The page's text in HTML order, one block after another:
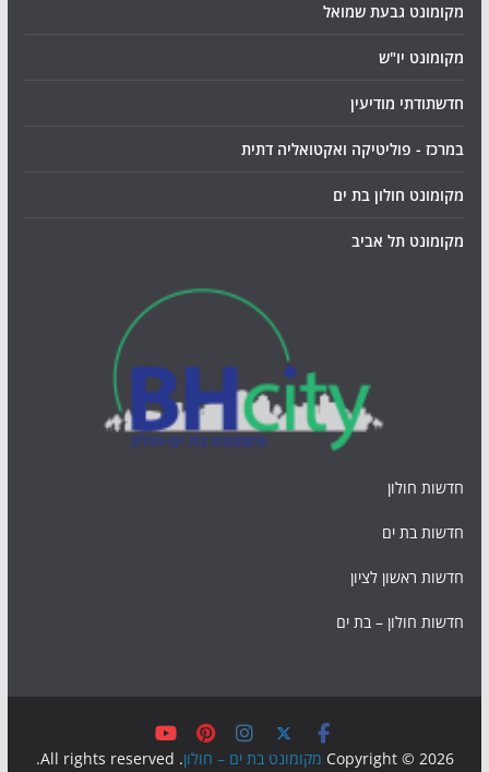
מקומונט גבעת שמואל
מקומונט יו"ש
חדשתודתי מודיעין
במרכז - פוליטיקה ואקטואליה דתית
מקומונט חולון בת ים
מקומונט תל אביב
חדשות חולון
חדשות בת ים
חדשות ראשון לציון
חדשות חולון – בת ים
Copyright © 2026 מקומונט בת ים – חולון. All rights reserved.